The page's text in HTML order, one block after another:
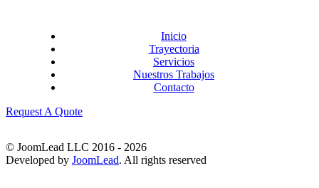
Inicio
Trayectoria
Servicios
Nuestros Trabajos
Contacto
Request A Quote
© JoomLead LLC 2016 - 2026
Developed by JoomLead. All rights reserved